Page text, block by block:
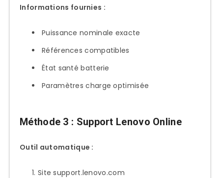
Informations fournies :
Puissance nominale exacte
Références compatibles
État santé batterie
Paramètres charge optimisée
Méthode 3 : Support Lenovo Online
Outil automatique :
Site support.lenovo.com